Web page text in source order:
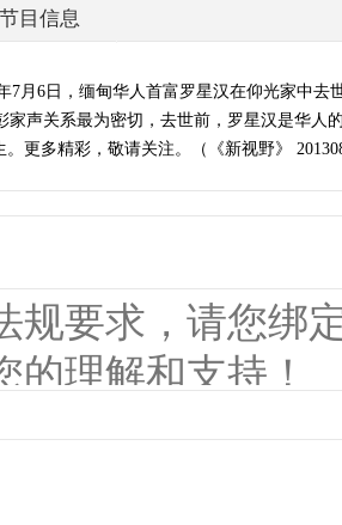
节目信息
7月6日，缅甸华人首富罗星汉在仰光家中
家声关系最为密切，去世前，罗星汉是华
更多精彩，敬请关注。（《新视野》